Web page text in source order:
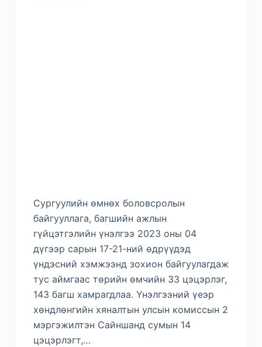
Сургуулийн өмнөх боловсролын
байгууллага, багшийн ажлын
гүйцэтгэлийн үнэлгээ 2023 оны 04
дүгээр сарын 17-21-ний өдрүүдэд
үндэсний хэмжээнд зохион байгуулагдаж
тус аймгаас төрийн өмчийн 33 цэцэрлэг,
143 багш хамрагдлаа. Үнэлгээний үеэр
хөндлөнгийн хяналтын улсын комиссын 2
мэргэжилтэн Сайншанд сумын 14
цэцэрлэгт,…